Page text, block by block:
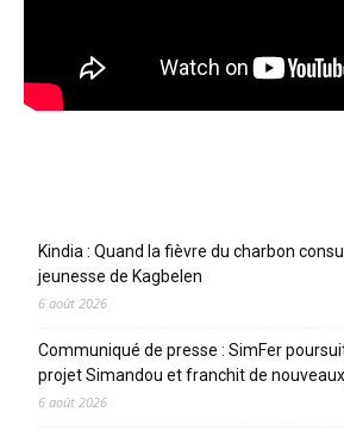
Kindia : Quand la fièvre du charbon
jeunesse de Kagbelen
6 août 2026
Communiqué de presse : SimFer
projet Simandou et franchit de
6 août 2026